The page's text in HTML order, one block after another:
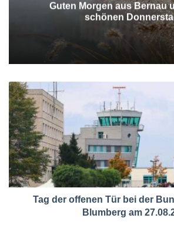
Guten Morgen aus Bernau
schönen
Tag der offenen Tür bei der
Blumberg am